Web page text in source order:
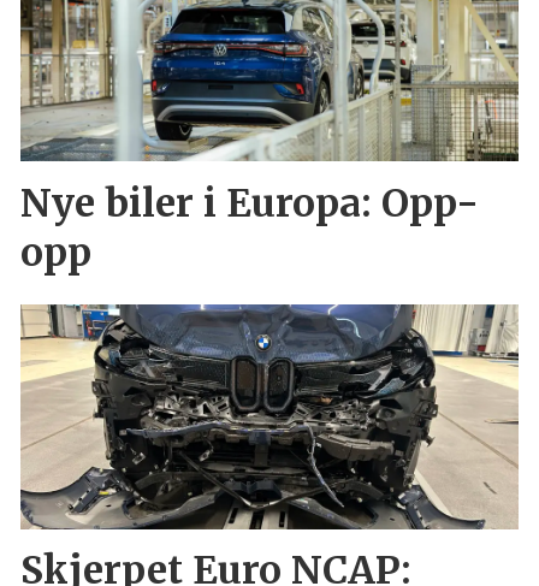
Nye biler i Europa: Opp-
opp
Skjerpet Euro NCAP: